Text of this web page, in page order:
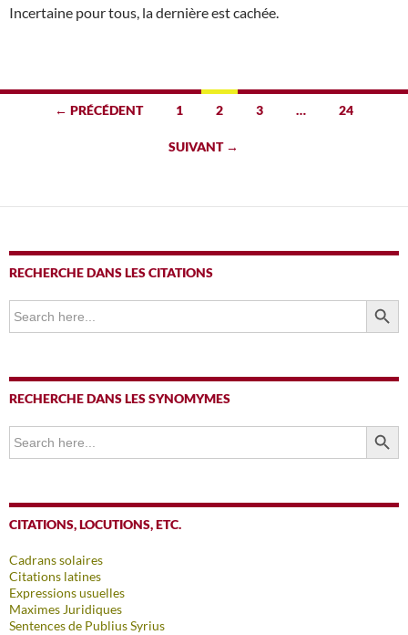
Incertaine pour tous, la dernière est cachée.
Navigation
← PRÉCÉDENT 1 2 3 … 24
SUIVANT →
RECHERCHE DANS LES CITATIONS
Search
for:
SEARCH
RECHERCHE DANS LES SYNOMYMES
Search
for:
SEARCH
CITATIONS, LOCUTIONS, ETC.
Cadrans solaires
Citations latines
Expressions usuelles
Maximes Juridiques
Sentences de Publius Syrius